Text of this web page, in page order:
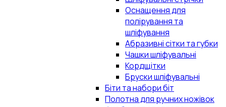
Оснащення для
полірування та
шліфування
Абразивні сітки та губки
Чашки шліфувальні
Кордщітки
Бруски шліфувальні
Біти та набори біт
Полотна для ручних ножівок